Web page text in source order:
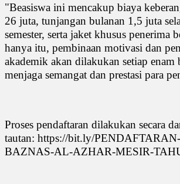
"Beasiswa ini mencakup biaya
26 juta, tunjangan bulanan 1,5 juta
semester, serta jaket khusus penerima
hanya itu, pembinaan motivasi dan
akademik akan dilakukan setiap enam
menjaga semangat dan prestasi para
Proses pendaftaran dilakukan secara
tautan: https://bit.ly/
BAZNAS-AL-AZHAR-MESIR-